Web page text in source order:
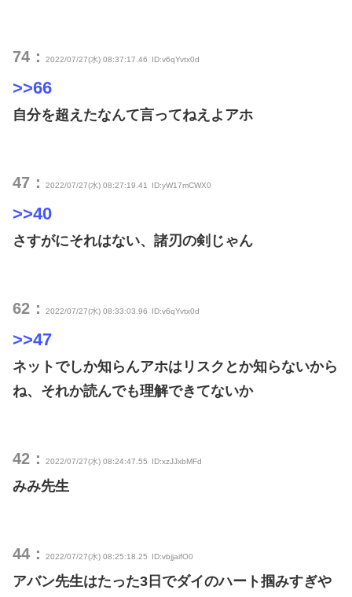
74： 2022/07/27(水) 08:37:17.46 ID:v6qYvtx0d
>>66
自分を超えたなんて言ってねえよアホ
47： 2022/07/27(水) 08:27:19.41 ID:yW17mCWX0
>>40
さすがにそれはない、諸刃の剣じゃん
62： 2022/07/27(水) 08:33:03.96 ID:v6qYvtx0d
>>47
ネットでしか知らんアホはリスクとか知らないから
ね、それか読んでも理解できてないか
42： 2022/07/27(水) 08:24:47.55 ID:xzJJxbMFd
みみ先生
44： 2022/07/27(水) 08:25:18.25 ID:vbjjaifO0
アバン先生はたった3日でダイのハート掴みすぎや